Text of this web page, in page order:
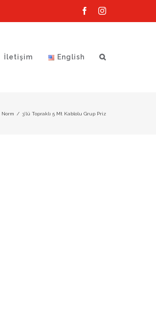
FacebookInstagram
İletişim English
Norm / 3’lü Topraklı 5 Mt Kablolu Grup Priz